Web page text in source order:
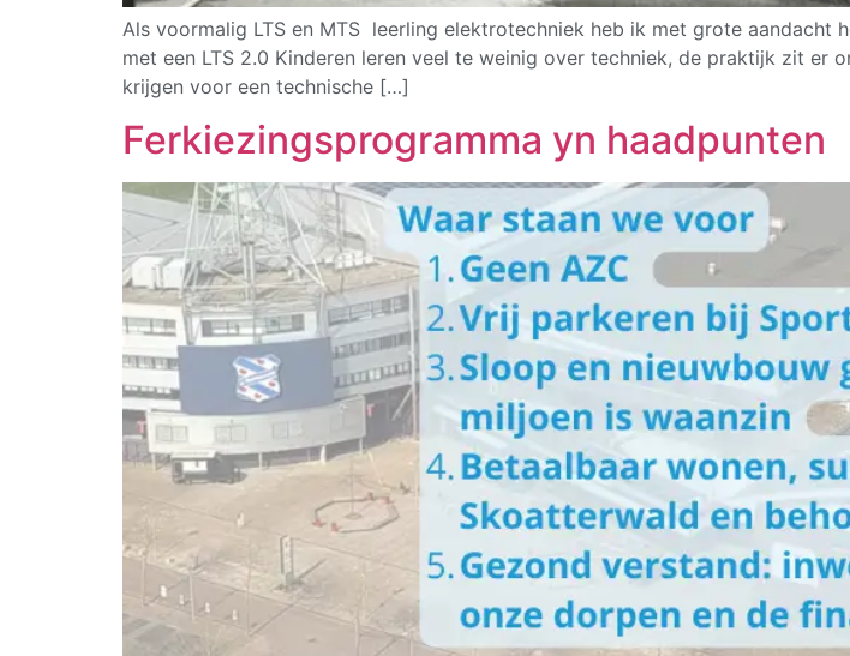
Als voormalig LTS en MTS leerling elektrotechniek heb ik met grote aandacht
met een LTS 2.0 Kinderen leren veel te weinig over techniek, de praktijk zit
krijgen voor een technische […]
Ferkiezingsprogramma yn haadpunten